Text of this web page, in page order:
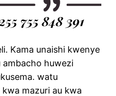
Kama unaishi kwenye
ambacho huwezi
watu
mazuri au kwa